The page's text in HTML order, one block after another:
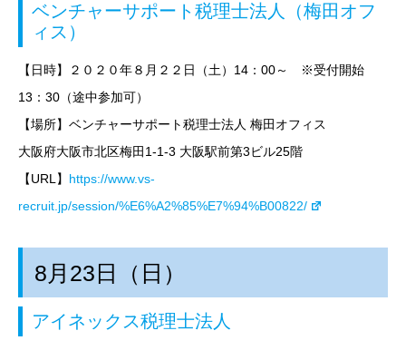
ベンチャーサポート税理士法人（梅田オフ
ィス）
【日時】 ２０２０年８月２２日（土） 14 ：00～
※受付開始
13：30（途中参加可）
【場所】ベンチャーサポート税理士法人 梅田 オフィス
大阪府大阪市北区梅田1-1-3 大阪駅前第3ビル25階
【URL】 https://www.vs-
recruit.jp/session/%E6%A2%85%E7%94%B00822/
8月23日（日）
アイネックス税理士法人